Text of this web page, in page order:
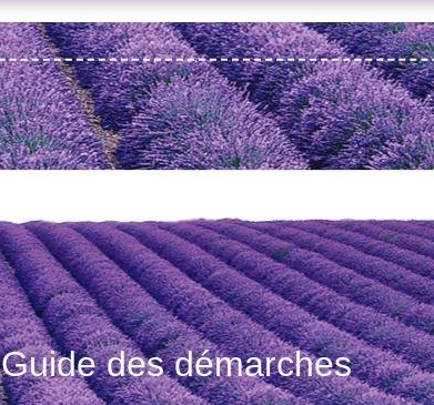
Guide des démarches